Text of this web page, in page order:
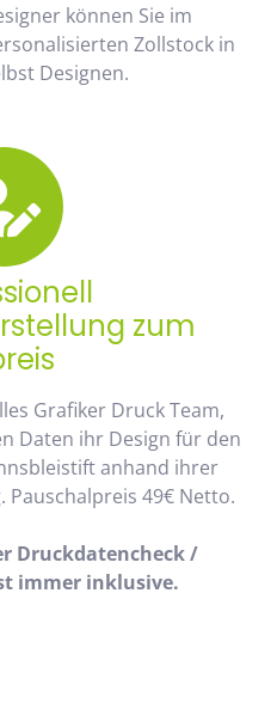
können Sie im
Zollstock in
Designen.
zum
Grafiker Druck Team,
Daten ihr Design für den
anhand ihrer
49€ Netto.
Druckdatencheck /
immer inklusive.